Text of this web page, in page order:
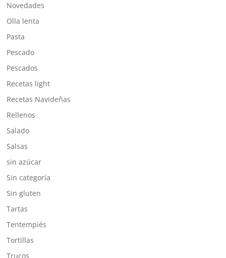
Novedades
Olla lenta
Pasta
Pescado
Pescados
Recetas light
Recetas Navideñas
Rellenos
Salado
Salsas
sin azúcar
Sin categoría
Sin gluten
Tartas
Tentempiés
Tortillas
Trucos